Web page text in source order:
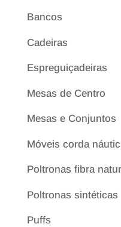
Bancos
Cadeiras
Espreguiçadeiras
Mesas de Centro
Mesas e Conjuntos
Móveis corda
Poltronas fibra
Poltronas sintéticas
Puffs